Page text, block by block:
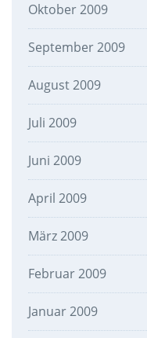
Oktober 2009
September 2009
August 2009
Juli 2009
Juni 2009
April 2009
März 2009
Februar 2009
Januar 2009